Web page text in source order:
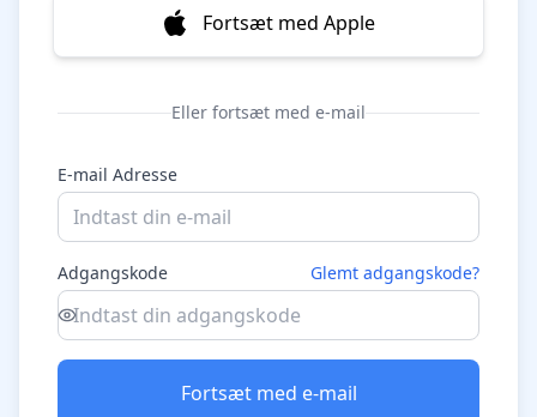
Fortsæt med Apple
Eller fortsæt med e-mail
E-mail Adresse
Adgangskode Glemt adgangskode?
Fortsæt med e-mail